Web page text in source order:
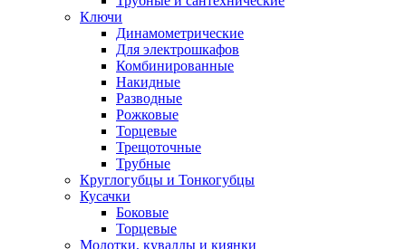
Ключи
Динамометрические
Для электрошкафов
Комбинированные
Накидные
Разводные
Рожковые
Торцевые
Трещоточные
Трубные
Круглогубцы и Тонкогубцы
Кусачки
Боковые
Торцевые
Молотки, кувалды и киянки